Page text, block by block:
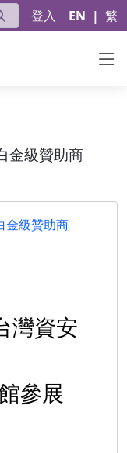
登入 EN | 繁
金級贊助商
金級贊助商
灣資安
參展